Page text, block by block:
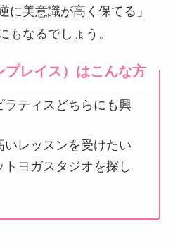
に美意識が高く保てる」
もなるでしょう。
レイス）はこんな方
ラティスどちらにも興
いレッスンを受けたい
トヨガスタジオを探し